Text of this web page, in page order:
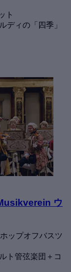
ト
ディの「四季」
ウ
ップオフバスツ
ト管弦楽団＋コ